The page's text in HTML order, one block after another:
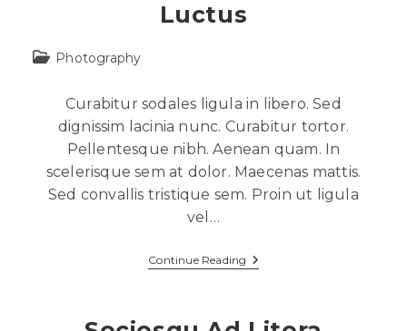
Luctus
Photography
Curabitur sodales ligula in libero. Sed
dignissim lacinia nunc. Curabitur tortor.
Pellentesque nibh. Aenean quam. In
scelerisque sem at dolor. Maecenas mattis.
Sed convallis tristique sem. Proin ut ligula
vel…
Continue Reading